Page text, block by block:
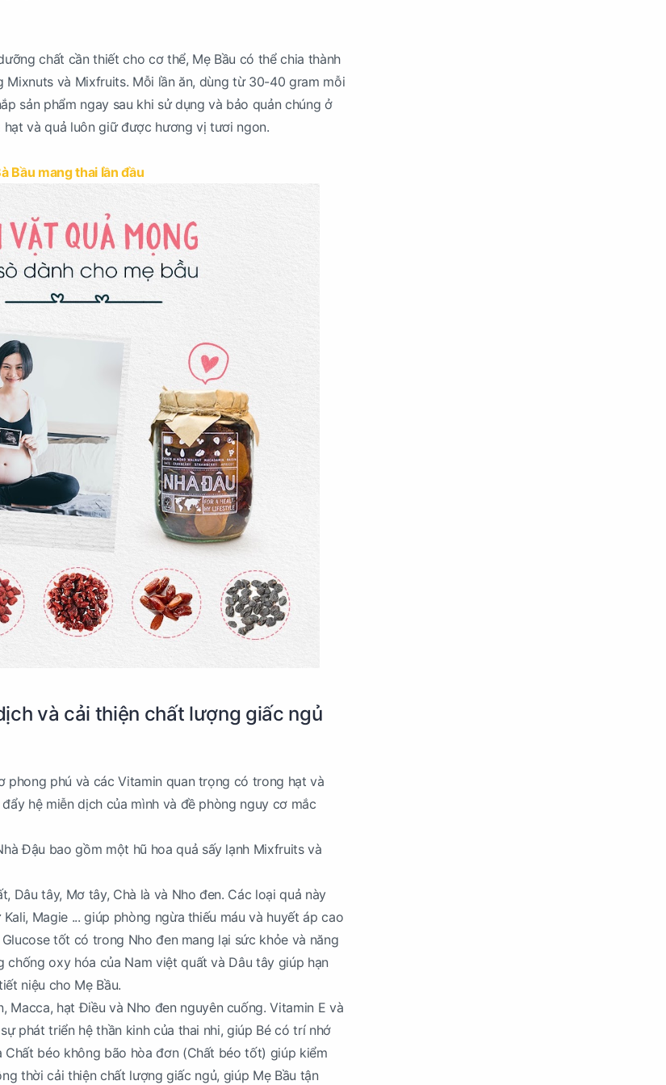
chất cần thiết cho cơ thể, Mẹ Bầu có thể chia thành
Mixnuts và Mixfruits. Mỗi lần ăn, dùng từ 30-40 gram mỗi
sản phẩm ngay sau khi sử dụng và bảo quản chúng ở
và quả luôn giữ được hương vị tươi ngon.
Bầu mang thai lần đầu
và cải thiện chất lượng giấc ngủ
phong phú và các Vitamin quan trọng có trong hạt và
hệ miễn dịch của mình và đề phòng nguy cơ mắc
Đậu bao gồm một hũ hoa quả sấy lạnh Mixfruits và
Dâu tây, Mơ tây, Chà là và Nho đen. Các loại quả này
Magie ... giúp phòng ngừa thiếu máu và huyết áp cao
tốt có trong Nho đen mang lại sức khỏe và năng
chống oxy hóa của Nam việt quất và Dâu tây giúp hạn
niệu cho Mẹ Bầu.
Macca, hạt Điều và Nho đen nguyên cuống. Vitamin E và
phát triển hệ thần kinh của thai nhi, giúp Bé có trí nhớ
béo không bão hòa đơn (Chất béo tốt) giúp kiểm
thời cải thiện chất lượng giấc ngủ, giúp Mẹ Bầu tận